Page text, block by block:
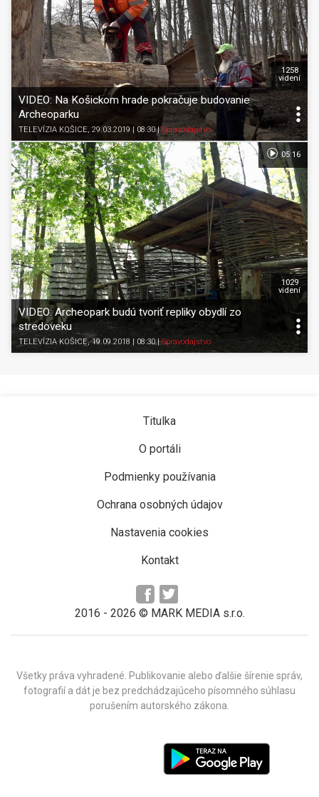
VIDEO: Na Košickom hrade pokračuje budovanie
Archeoparku
TELEVÍZIA KOŠICE, 29.03.2019 | 08:30|Spravodajstvo
1258
videní
VIDEO: Archeopark budú tvoriť repliky obydlí zo
stredoveku
TELEVÍZIA KOŠICE, 19.09.2018 | 08:30|Spravodajstvo
1029
videní
05:16
Titulka
O portáli
Podmienky používania
Ochrana osobných údajov
Nastavenia cookies
Kontakt
2016 - 2026 © MARK MEDIA s.r.o.
Všetky práva vyhradené. Publikovanie alebo ďalšie šírenie správ,
fotografií a dát je bez predchádzajúceho písomného súhlasu
porušením autorského zákona.